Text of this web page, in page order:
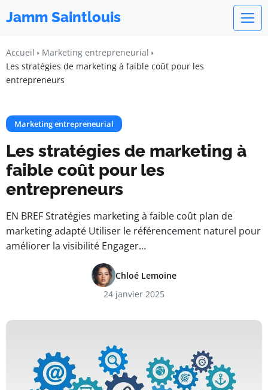
Jamm Saintlouis
Accueil
Marketing entrepreneurial
Les stratégies de marketing à faible coût pour les
entrepreneurs
Marketing entrepreneurial
Les stratégies de marketing à
faible coût pour les
entrepreneurs
EN BREF Stratégies marketing à faible coût plan de
marketing adapté Utiliser le référencement naturel pour
améliorer la visibilité Engager…
Chloé Lemoine
24 janvier 2025